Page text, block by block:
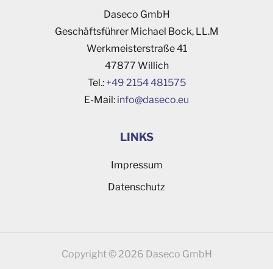
Daseco GmbH
Geschäftsführer Michael Bock, LL.M
Werkmeisterstraße 41
47877 Willich
Tel.: +49 2154 481575
E-Mail:
ue.oc
esad@
ofni
LINKS
Impressum
Datenschutz
Copyright © 2026 Daseco GmbH